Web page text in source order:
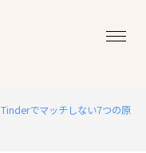
Tinderでマッチしない7つの原